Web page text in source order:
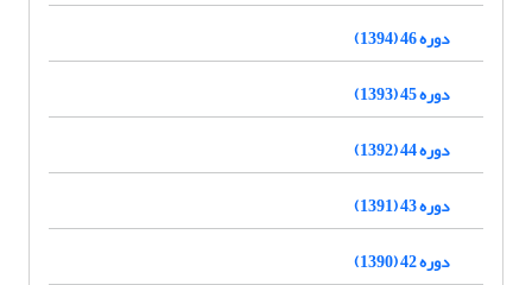
دوره 46 (1394)
دوره 45 (1393)
دوره 44 (1392)
دوره 43 (1391)
دوره 42 (1390)